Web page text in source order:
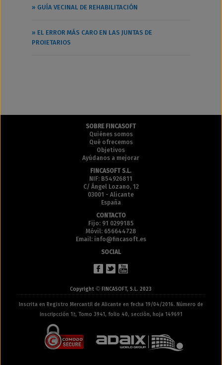
» GUÍA VECINAL DE REHABILITACIÓN
» EL ERROR MÁS CARO EN LAS JUNTAS DE
PROIETARIOS
SOBRE FINCASOFT
Quiénes somos
Qué ofrecemos
Objetivos
Ayúdanos a mejorar
FINCASOFT S.L.
NIF: B54926811
C/ Ángel Lozano, 12
03001 - Alicante
España
CONTACTO
Fijo: 91 0299185
Móvil: 656644728
Email: info@fincasoft.es
SOCIAL
Copyright© FINCASOFT, S.L. 2023
Inscrita en Registro Mercantil de Alicante en fecha 19/04/2016. Número de
inscripcción 1ª, Tomo 3941, folio 40, sección, hoja 149691